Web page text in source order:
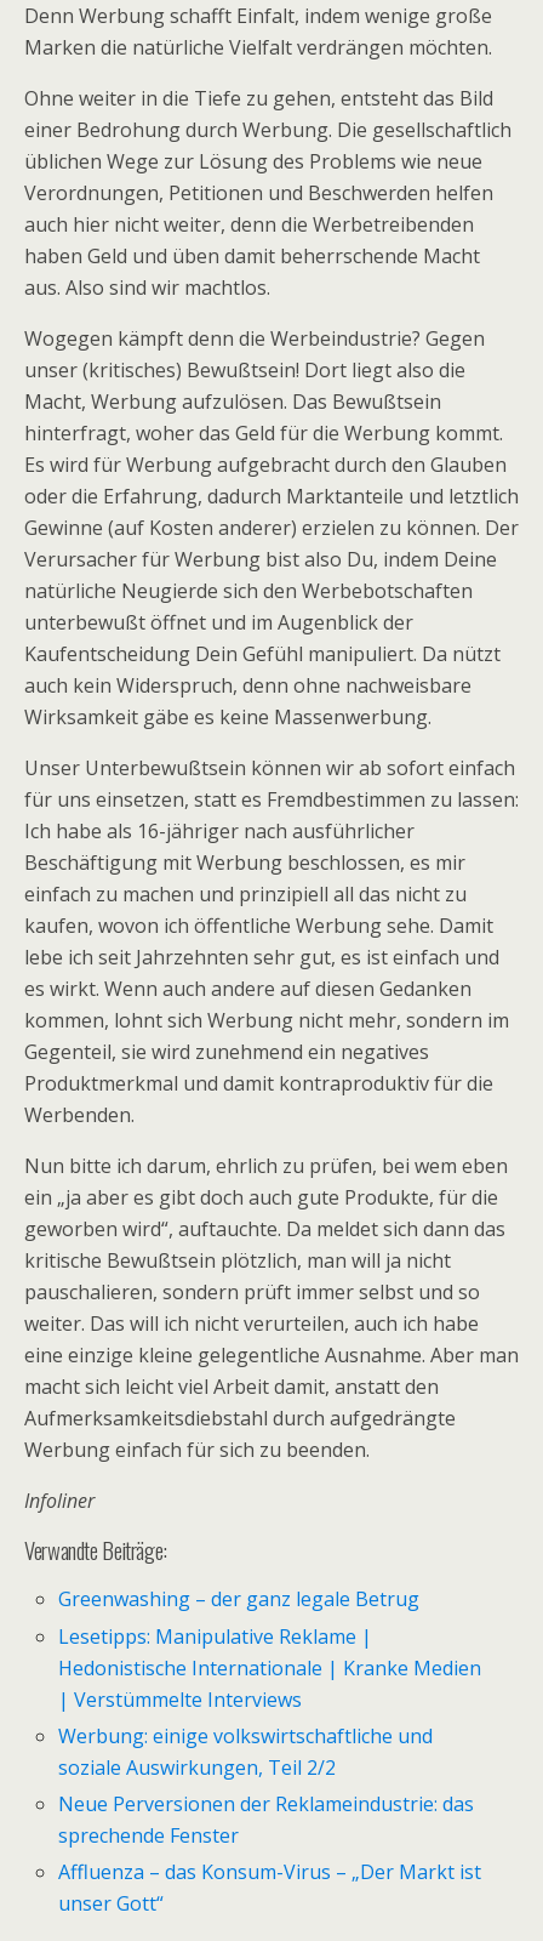
Denn Werbung schafft Einfalt, indem wenige große
Marken die natürliche Vielfalt verdrängen möchten.
Ohne weiter in die Tiefe zu gehen, entsteht das Bild
einer Bedrohung durch Werbung. Die gesellschaftlich
üblichen Wege zur Lösung des Problems wie neue
Verordnungen, Petitionen und Beschwerden helfen
auch hier nicht weiter, denn die Werbetreibenden
haben Geld und üben damit beherrschende Macht
aus. Also sind wir machtlos.
Wogegen kämpft denn die Werbeindustrie? Gegen
unser (kritisches) Bewußtsein! Dort liegt also die
Macht, Werbung aufzulösen. Das Bewußtsein
hinterfragt, woher das Geld für die Werbung kommt.
Es wird für Werbung aufgebracht durch den Glauben
oder die Erfahrung, dadurch Marktanteile und letztlich
Gewinne (auf Kosten anderer) erzielen zu können. Der
Verursacher für Werbung bist also Du, indem Deine
natürliche Neugierde sich den Werbebotschaften
unterbewußt öffnet und im Augenblick der
Kaufentscheidung Dein Gefühl manipuliert. Da nützt
auch kein Widerspruch, denn ohne nachweisbare
Wirksamkeit gäbe es keine Massenwerbung.
Unser Unterbewußtsein können wir ab sofort einfach
für uns einsetzen, statt es Fremdbestimmen zu lassen:
Ich habe als 16-jähriger nach ausführlicher
Beschäftigung mit Werbung beschlossen, es mir
einfach zu machen und prinzipiell all das nicht zu
kaufen, wovon ich öffentliche Werbung sehe. Damit
lebe ich seit Jahrzehnten sehr gut, es ist einfach und
es wirkt. Wenn auch andere auf diesen Gedanken
kommen, lohnt sich Werbung nicht mehr, sondern im
Gegenteil, sie wird zunehmend ein negatives
Produktmerkmal und damit kontraproduktiv für die
Werbenden.
Nun bitte ich darum, ehrlich zu prüfen, bei wem eben
ein „ja aber es gibt doch auch gute Produkte, für die
geworben wird“, auftauchte. Da meldet sich dann das
kritische Bewußtsein plötzlich, man will ja nicht
pauschalieren, sondern prüft immer selbst und so
weiter. Das will ich nicht verurteilen, auch ich habe
eine einzige kleine gelegentliche Ausnahme. Aber man
macht sich leicht viel Arbeit damit, anstatt den
Aufmerksamkeitsdiebstahl durch aufgedrängte
Werbung einfach für sich zu beenden.
Infoliner
Verwandte Beiträge:
Greenwashing – der ganz legale Betrug
Lesetipps: Manipulative Reklame |
Hedonistische Internationale | Kranke Medien
| Verstümmelte Interviews
Werbung: einige volkswirtschaftliche und
soziale Auswirkungen, Teil 2/2
Neue Perversionen der Reklameindustrie: das
sprechende Fenster
Affluenza – das Konsum-Virus – „Der Markt ist
unser Gott“